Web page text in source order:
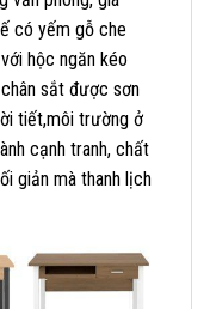
có yếm gỗ che
hộc ngăn kéo
sắt được sơn
tiết,môi trường ở
cạnh tranh, chất
giản mà thanh lịch